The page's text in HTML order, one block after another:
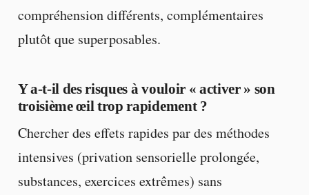
compréhension différents, complémentaires
plutôt que superposables.
Y a-t-il des risques à vouloir « activer » son
troisième œil trop rapidement ?
Chercher des effets rapides par des méthodes
intensives (privation sensorielle prolongée,
substances, exercices extrêmes) sans